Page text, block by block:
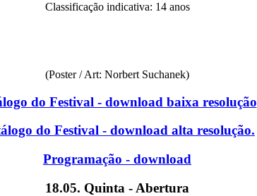
Classificação indicativa: 14 anos
(Poster / Art: Norbert Suchanek)
do Festival - download baixa resolução
do Festival - download alta resolução.
Programação - download
18.05. Quinta - Abertura